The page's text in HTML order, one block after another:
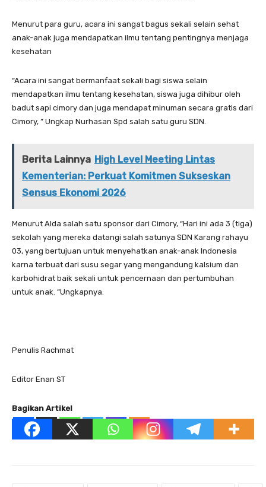
Menurut para guru, acara ini sangat bagus sekali selain sehat
anak-anak juga mendapatkan ilmu tentang pentingnya menjaga
kesehatan
“Acara ini sangat bermanfaat sekali bagi siswa selain
mendapatkan ilmu tentang kesehatan, siswa juga dihibur oleh
badut sapi cimory dan juga mendapat minuman secara gratis dari
Cimory, ” Ungkap Nurhasan Spd salah satu guru SDN.
Berita Lainnya High Level Meeting Lintas
Kementerian: Perkuat Komitmen Sukseskan
Sensus Ekonomi 2026
Menurut Alda salah satu sponsor dari Cimory, “Hari ini ada 3 (tiga)
sekolah yang mereka datangi salah satunya SDN Karang rahayu
03, yang bertujuan untuk menyehatkan anak-anak Indonesia
karna terbuat dari susu segar yang mengandung kalsium dan
karbohidrat baik sekali untuk pencernaan dan pertumbuhan
untuk anak. “Ungkapnya.
Penulis Rachmat
Editor Enan ST
Bagikan Artikel